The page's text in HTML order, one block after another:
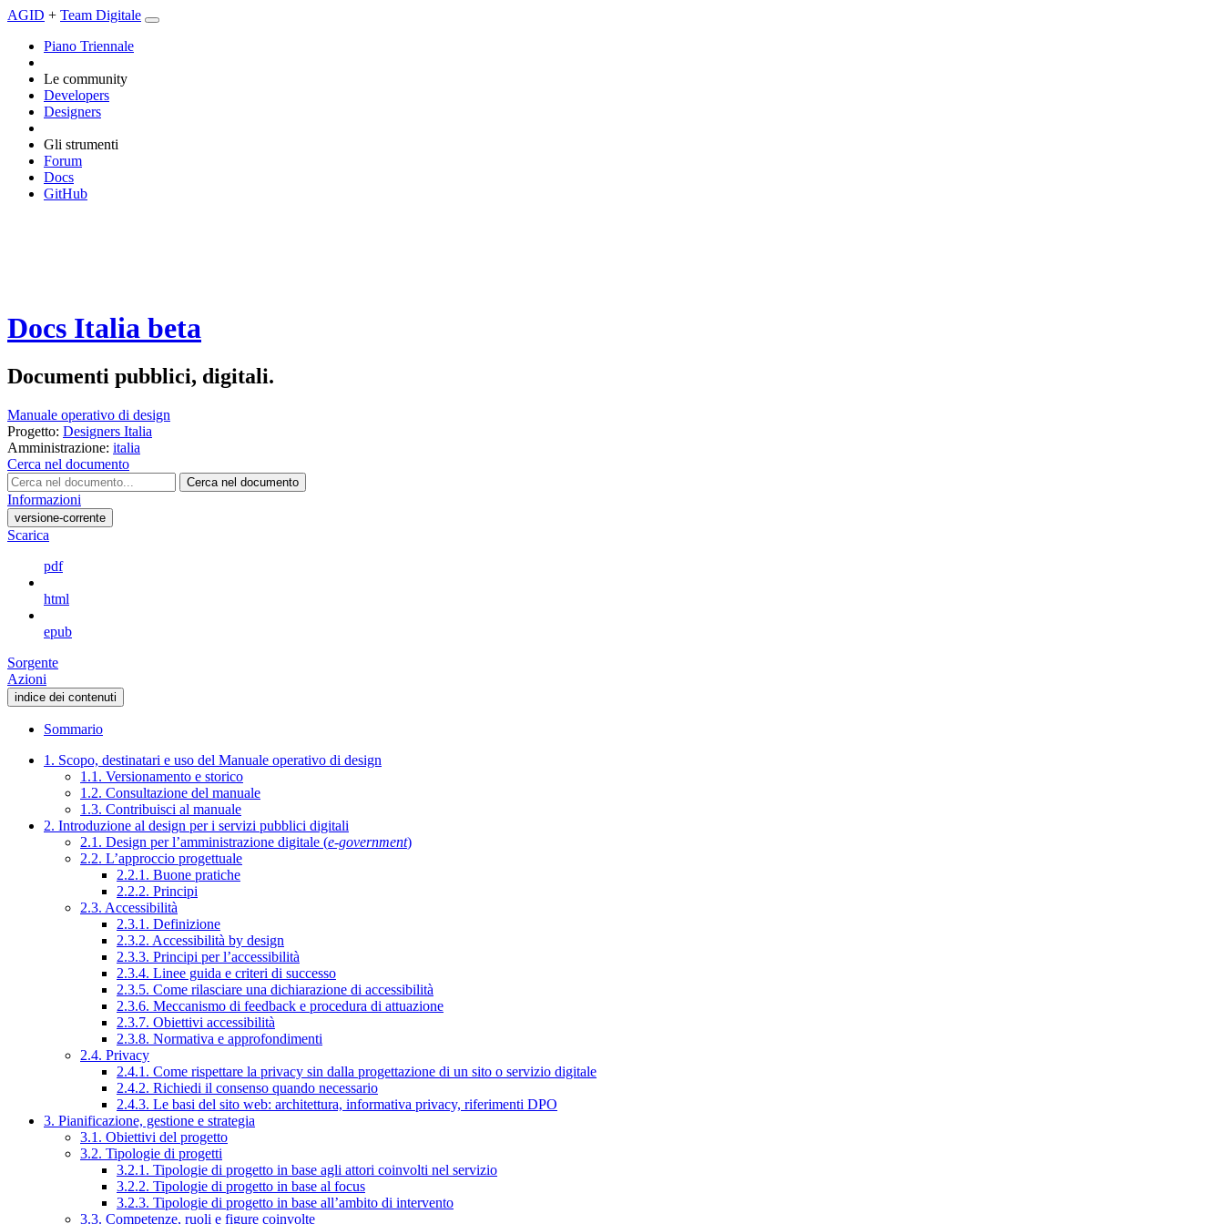
AGID + Team Digitale
Piano Triennale
Le community
Developers
Designers
Gli strumenti
Forum
Docs
GitHub
Docs Italia beta
Documenti pubblici, digitali.
Manuale operativo di design
Progetto: Designers Italia
Amministrazione: italia
Cerca nel documento
Cerca nel documento
Informazioni
versione-corrente
Scarica
pdf
html
epub
Sorgente
Azioni
indice dei contenuti
Sommario
1. Scopo, destinatari e uso del Manuale operativo di design
1.1. Versionamento e storico
1.2. Consultazione del manuale
1.3. Contribuisci al manuale
2. Introduzione al design per i servizi pubblici digitali
2.1. Design per l’amministrazione digitale (e-government)
2.2. L’approccio progettuale
2.2.1. Buone pratiche
2.2.2. Principi
2.3. Accessibilità
2.3.1. Definizione
2.3.2. Accessibilità by design
2.3.3. Principi per l’accessibilità
2.3.4. Linee guida e criteri di successo
2.3.5. Come rilasciare una dichiarazione di accessibilità
2.3.6. Meccanismo di feedback e procedura di attuazione
2.3.7. Obiettivi accessibilità
2.3.8. Normativa e approfondimenti
2.4. Privacy
2.4.1. Come rispettare la privacy sin dalla progettazione di un sito o servizio digitale
2.4.2. Richiedi il consenso quando necessario
2.4.3. Le basi del sito web: architettura, informativa privacy, riferimenti DPO
3. Pianificazione, gestione e strategia
3.1. Obiettivi del progetto
3.2. Tipologie di progetti
3.2.1. Tipologie di progetto in base agli attori coinvolti nel servizio
3.2.2. Tipologie di progetto in base al focus
3.2.3. Tipologie di progetto in base all’ambito di intervento
3.3. Competenze, ruoli e figure coinvolte